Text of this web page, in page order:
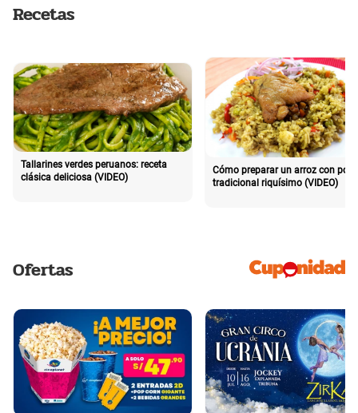
Recetas
Tallarines verdes peruanos: receta
clásica deliciosa (VIDEO)
Cómo preparar un arroz con pollo
tradicional riquísimo (VIDEO)
Ofertas